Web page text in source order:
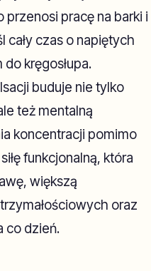
pracę na barki i
cały czas o napiętych
kręgosłupa.
buduje nie tylko
też mentalną
koncentracji pomimo
funkcjonalną, która
większą
oraz
co dzień.